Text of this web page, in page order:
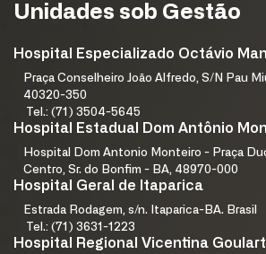
Unidades sob Gestão
Hospital Especializado Octávio
Praça Conselheiro João Alfredo, S/N Pau
40320-350
Tel.: (71) 3504-5645
Hospital Estadual Dom Antônio
Hospital Dom Antonio Monteiro - Praça
Centro, Sr. do Bonfim - BA, 48970-000
Hospital Geral de Itaparica
Estrada Rodagem, s/n. Itaparica-BA. Brasil
Tel.: (71) 3631-1223
Hospital Regional Vicentina Goulart